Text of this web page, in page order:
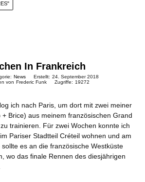
In Frankreich
News Erstellt: 24. September 2018
von Frederic Funk Zugriffe: 19272
ich nach Paris, um dort mit zwei meiner
+ Brice) aus meinem französischen Grand
trainieren. Für zwei Wochen konnte ich
Pariser Stadtteil Créteil wohnen und am
es an die französische Westküste
wo das finale Rennen des diesjährigen